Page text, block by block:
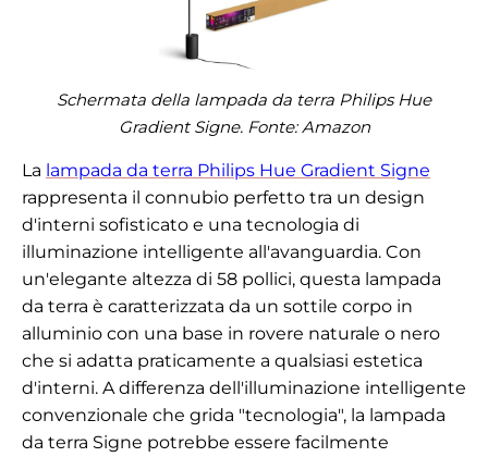
Schermata della lampada da terra Philips Hue
Gradient Signe. Fonte:Amazon
La lampada da terra Philips Hue Gradient Signe
rappresenta il connubio perfetto tra un design
d'interni sofisticato e una tecnologia di
illuminazione intelligente all'avanguardia. Con
un'elegante altezza di 58 pollici, questa lampada
da terra è caratterizzata da un sottile corpo in
alluminio con una base in rovere naturale o nero
che si adatta praticamente a qualsiasi estetica
d'interni. A differenza dell'illuminazione intelligente
convenzionale che grida "tecnologia", la lampada
da terra Signe potrebbe essere facilmente